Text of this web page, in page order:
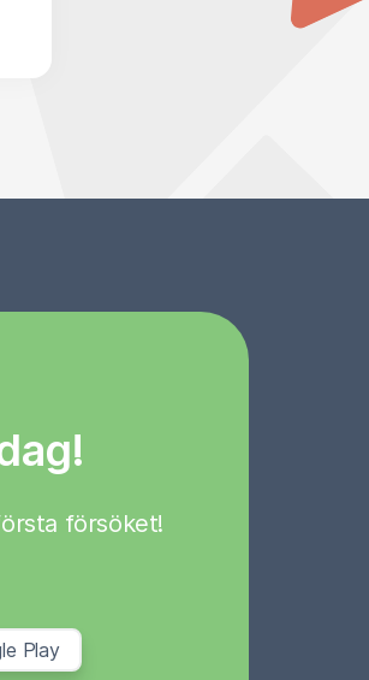
försöket!
Play